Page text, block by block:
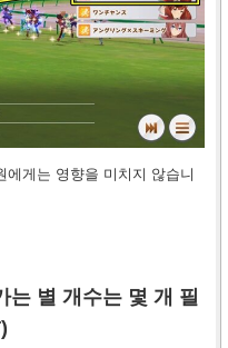
게는 영향을 미치지 않습니
는 별 개수는 몇 개 필
)